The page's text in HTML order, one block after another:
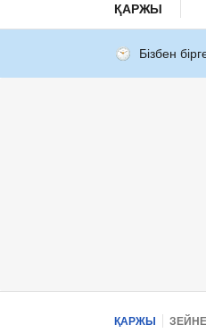
ҚАРЖЫ
Бізбен
ҚАРЖЫ